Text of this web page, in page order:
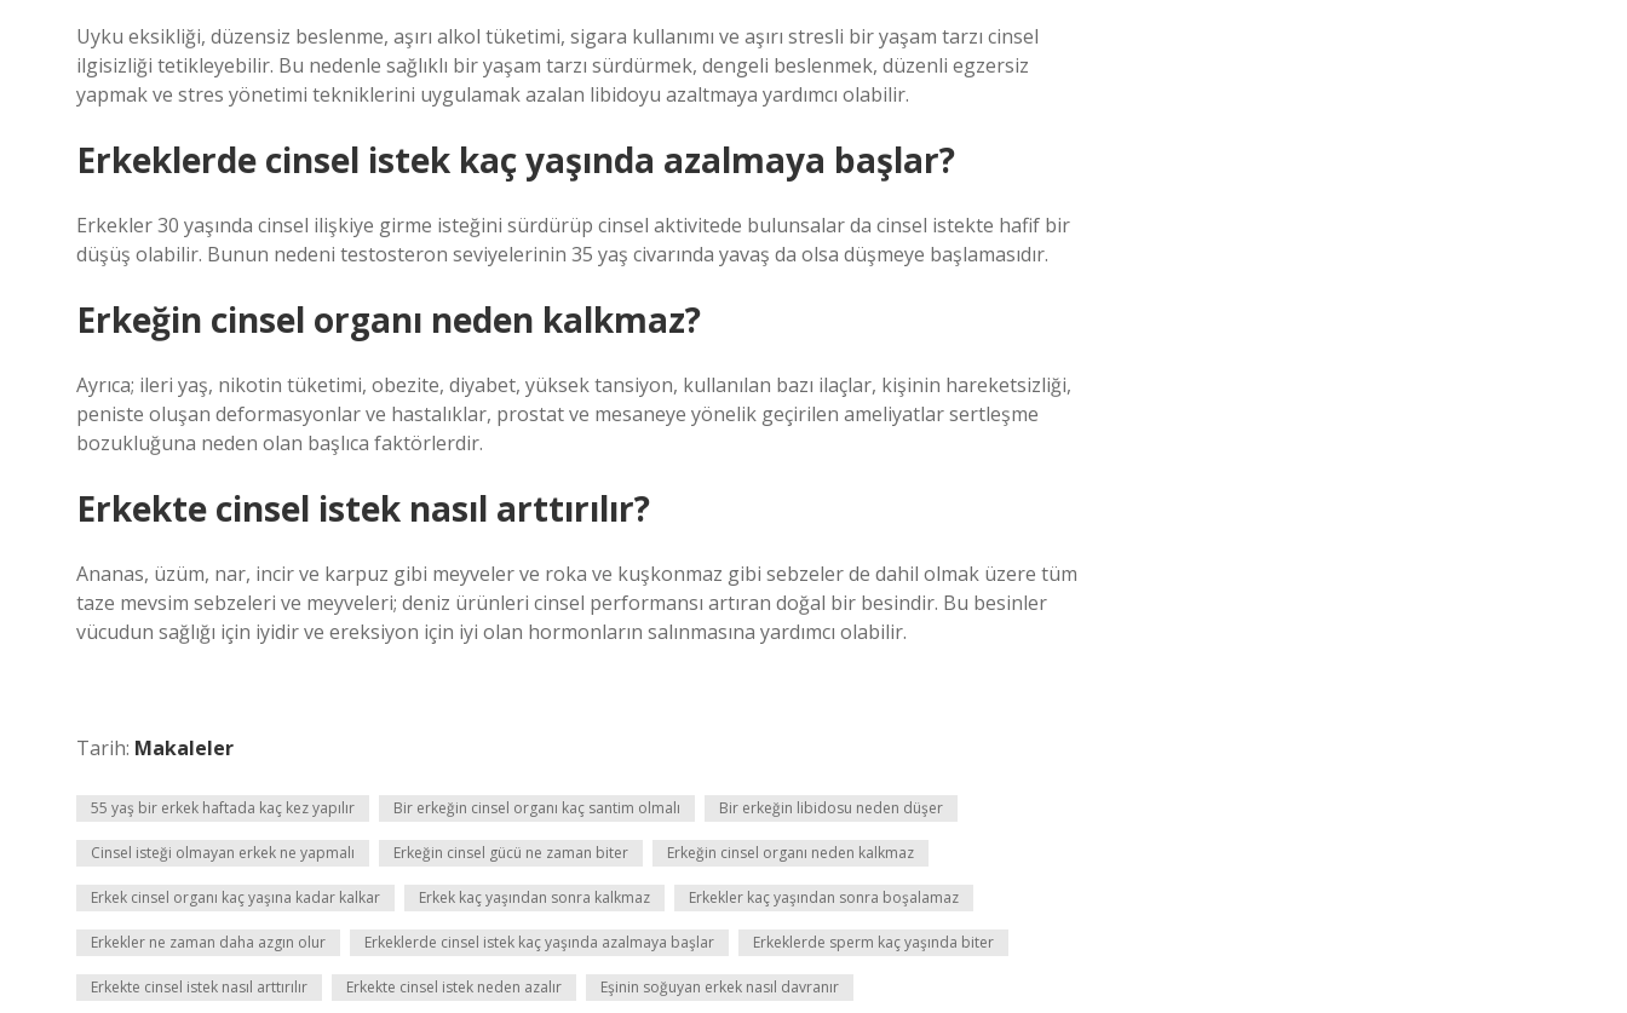
Uyku eksikliği, düzensiz beslenme, aşırı alkol tüketimi, sigara kullanımı ve aşırı stresli bir yaşam tarzı cinsel
ilgisizliği tetikleyebilir. Bu nedenle sağlıklı bir yaşam tarzı sürdürmek, dengeli beslenmek, düzenli egzersiz
yapmak ve stres yönetimi tekniklerini uygulamak azalan libidoyu azaltmaya yardımcı olabilir.
Erkeklerde cinsel istek kaç yaşında azalmaya başlar?
Erkekler 30 yaşında cinsel ilişkiye girme isteğini sürdürüp cinsel aktivitede bulunsalar da cinsel istekte hafif bir
düşüş olabilir. Bunun nedeni testosteron seviyelerinin 35 yaş civarında yavaş da olsa düşmeye başlamasıdır.
Erkeğin cinsel organı neden kalkmaz?
Ayrıca; ileri yaş, nikotin tüketimi, obezite, diyabet, yüksek tansiyon, kullanılan bazı ilaçlar, kişinin hareketsizliği,
peniste oluşan deformasyonlar ve hastalıklar, prostat ve mesaneye yönelik geçirilen ameliyatlar sertleşme
bozukluğuna neden olan başlıca faktörlerdir.
Erkekte cinsel istek nasıl arttırılır?
Ananas, üzüm, nar, incir ve karpuz gibi meyveler ve roka ve kuşkonmaz gibi sebzeler de dahil olmak üzere tüm
taze mevsim sebzeleri ve meyveleri; deniz ürünleri cinsel performansı artıran doğal bir besindir. Bu besinler
vücudun sağlığı için iyidir ve ereksiyon için iyi olan hormonların salınmasına yardımcı olabilir.
Tarih: Makaleler
55 yaş bir erkek haftada kaç kez yapılır Bir erkeğin cinsel organı kaç santim olmalı Bir erkeğin libidosu neden düşer
Cinsel isteği olmayan erkek ne yapmalı Erkeğin cinsel gücü ne zaman biter Erkeğin cinsel organı neden kalkmaz
Erkek cinsel organı kaç yaşına kadar kalkar Erkek kaç yaşından sonra kalkmaz Erkekler kaç yaşından sonra boşalamaz
Erkekler ne zaman daha azgın olur Erkeklerde cinsel istek kaç yaşında azalmaya başlar Erkeklerde sperm kaç yaşında biter
Erkekte cinsel istek nasıl arttırılır Erkekte cinsel istek neden azalır Eşinin soğuyan erkek nasıl davranır